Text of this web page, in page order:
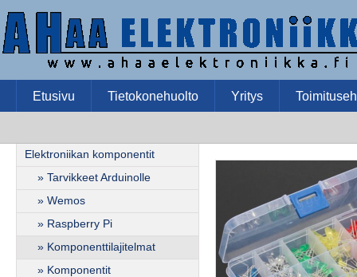
Etusivu Tietokonehuolto Yritys
Elektroniikan komponentit
» Tarvikkeet Arduinolle
» Wemos
» Raspberry Pi
» Komponenttilajitelmat
» Komponentit